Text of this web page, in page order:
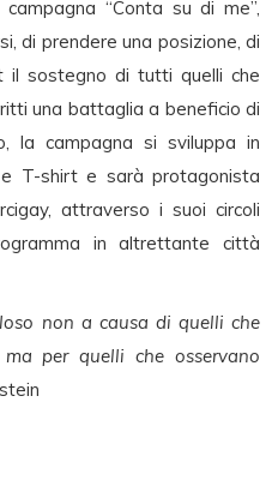
“Conta su di me”,
di prendere una posizione, di
il sostegno di tutti quelli che
una battaglia a beneficio di
campagna si sviluppa in
T-shirt e sarà protagonista
attraverso i suoi circoli
in altrettante città
non a causa di quelli che
per quelli che osservano